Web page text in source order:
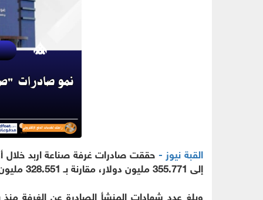
القبة نيوز -
إلى 355.771 مليون دولار، مقارنة بـ 328.551 مليون للفترة نفسها من عام 2025.